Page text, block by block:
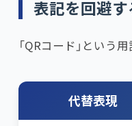
表記を回避す
「QRコード」という
代替表現